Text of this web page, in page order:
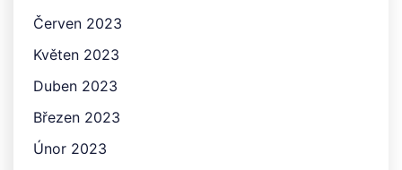
Červen 2023
Květen 2023
Duben 2023
Březen 2023
Únor 2023